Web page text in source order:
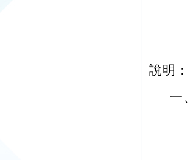
說明：
一、